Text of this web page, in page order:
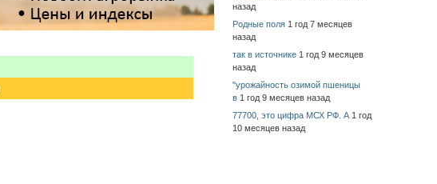
назад
Родные поля 1 год 7 месяцев
назад
так в источнике 1 год 9 месяцев
назад
"урожайность озимой пшеницы
в 1 год 9 месяцев назад
77700, это цифра МСХ РФ. А 1 год
10 месяцев назад